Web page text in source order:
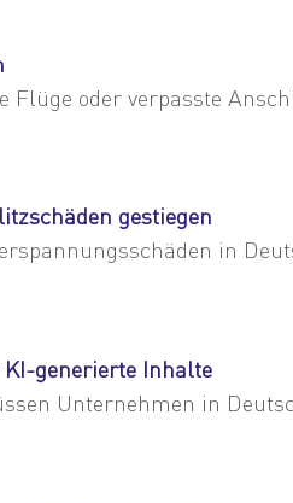
Flüge oder verpasste
gestiegen
in
generierte Inhalte
Unternehmen in